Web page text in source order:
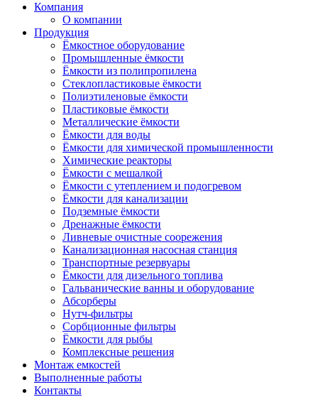
Компания
О компании
Продукция
Ёмкостное оборудование
Промышленные ёмкости
Ёмкости из полипропилена
Стеклопластиковые ёмкости
Полиэтиленовые ёмкости
Пластиковые ёмкости
Металлические ёмкости
Ёмкости для воды
Ёмкости для химической промышленности
Химические реакторы
Ёмкости с мешалкой
Ёмкости с утеплением и подогревом
Ёмкости для канализации
Подземные ёмкости
Дренажные ёмкости
Ливневые очистные соорежения
Канализационная насосная станция
Транспортные резервуары
Ёмкости для дизельного топлива
Гальванические ванны и оборудование
Абсорберы
Нутч-фильтры
Сорбционные фильтры
Ёмкости для рыбы
Комплексные решения
Монтаж емкостей
Выполненные работы
Контакты